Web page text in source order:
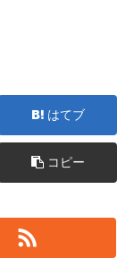
はてブ
コピー